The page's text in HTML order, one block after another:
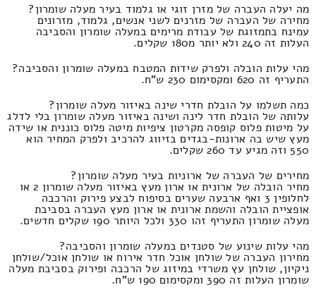
מה יעלה העברה של מזרן זוגי או גלמוד בעיר מעלה שומרון?
מחירה של העברה של מזרנים לשני אנשים, גלמוד, מזרונים
עמינח בתמזוגת של עבודת מרימים במעלה שומרון והסביבה
העלות זה 240 ולא יותר מ180 שקלים.
מהי עלות הובלה ולפרק שידות המטבח במעלה שומרון והסביבה?
התעריף זה 620 ומקסימום 230 ש"ח.
כמה תשלמו על הובלת חדרי שינה באיזור מעלה שומרון?
עלותה של הובלת חדר לינה ושינה באיזור מעלה שומרון בלי לדלג
על מיטות פלוס קופסה מקרטון ציפיות מיטה פלוס כוננית או שידה
מעץ שיש בה ארונות-בגדים בזיווג להרכיב ולפרק המחיר הוא
550 וזה מגיע עד 260 שקלים.
מחירים של העברה של ארוניות בעיר מעלה שומרון?
מחיר הובלה של ארונית או ארון מעץ באיזור מעלה שומרון 2 או
לחלופין 3 ואף ארבעה שערים בסיפוח לבצע פירוק והרכבה
אופציית הובלה והשמת ארונית או ארון מעץ העברה בסביבת
מעלה שומרון התעריף זהו 330 ולכל היותר 190 שקלים חדשים.
מהי עלות שינוע של סטנדים במעלה שומרון והסביבה?
מחירון העברה של שולחן אוכל חדר אירוח או שולחן אוכל/שולחן
ניקיון, שולחן עץ משרדי במיזוג של הרכבה ופירוק בסביבת מעלה
שומרון העלות זה 390 ומקסימום 190 ש"ח.